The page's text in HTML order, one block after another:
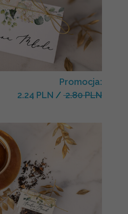
Promocja:
2.24 PLN / 2.80 PLN